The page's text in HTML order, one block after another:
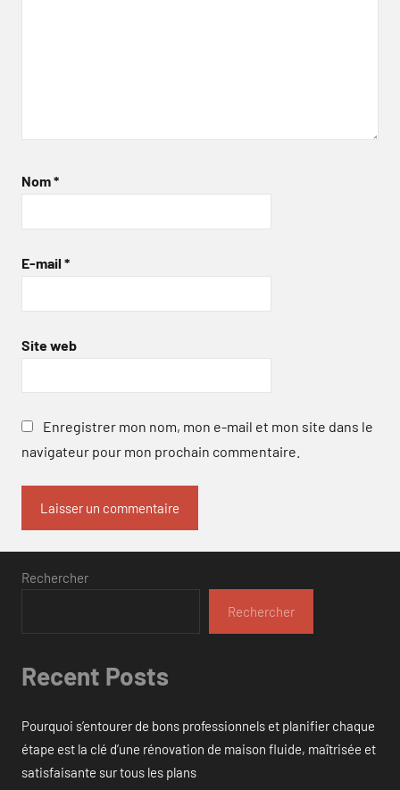
Nom*
E-mail *
Site web
Enregistrer mon nom, mon e-mail et mon site dans le
navigateur pour mon prochain commentaire.
Rechercher
Rechercher
Recent Posts
Pourquoi s’entourer de bons professionnels et planifier chaque
étape est la clé d’une rénovation de maison fluide, maîtrisée et
satisfaisante sur tous les plans